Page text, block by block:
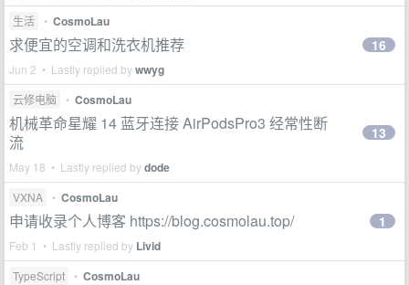
生活 • CosmoLau
求便宜的空调和洗衣机推荐
Jun 2 • Lastly replied bywwyg
16
云修电脑 • CosmoLau
机械革命星耀 14 蓝牙连接 AirPodsPro3 经常性断
流
May 18 • Lastly replied bydode
13
VXNA • CosmoLau
申请收录个人博客 https://blog.cosmolau.top/
Feb 1 • Lastly replied by Livid
1
TypeScript • CosmoLau